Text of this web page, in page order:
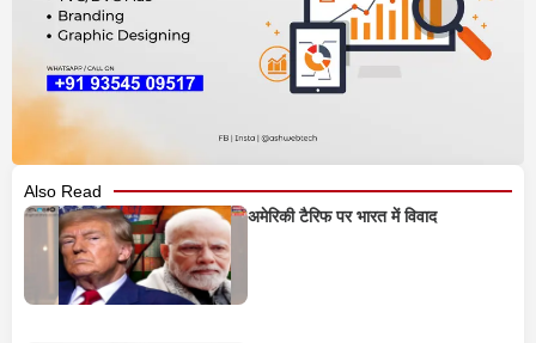
Also Read
अमेरिकी टैरिफ पर भारत में विवाद